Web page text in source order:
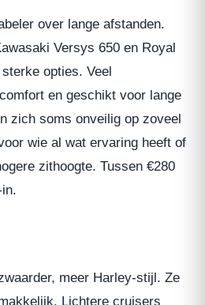
over lange afstanden.
Versys 650 en Royal
opties. Veel
en geschikt voor lange
zich soms onveilig op zoveel
wie al wat ervaring heeft of
zithoogte. Tussen €280
meer Harley-stijl. Ze
Lichtere cruisers